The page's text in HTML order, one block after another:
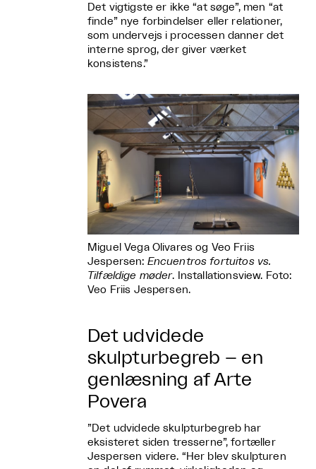
Det vigtigste er ikke “at søge”, men “at
finde” nye forbindelser eller relationer,
som undervejs i processen danner det
interne sprog, der giver værket
konsistens.”
Miguel Vega Olivares og Veo Friis
Jespersen: Encuentros fortuitos vs.
Tilfældige møder. Installationsview. Foto:
Veo Friis Jespersen.
Det udvidede
skulpturbegreb – en
genlæsning af Arte
Povera
”Det udvidede skulpturbegreb har
eksisteret siden tresserne”, fortæller
Jespersen videre. “Her blev skulpturen